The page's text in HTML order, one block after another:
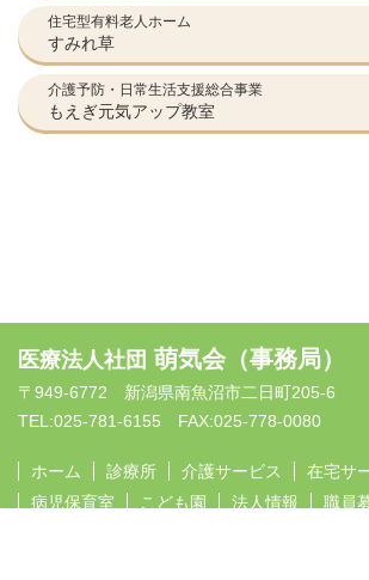
住宅型有料老人ホーム
すみれ草
介護予防・日常生活支援総合事業
もえぎ元気アップ教室
医療法人社団 萌気会（事務局）
〒949-6772 新潟県南魚沼市二日町205-6
TEL:025-781-6155 FAX:025-778-0080
ホーム 診療所 介護サービス
在宅サ
病児保育室
こども園 法人情報
職員